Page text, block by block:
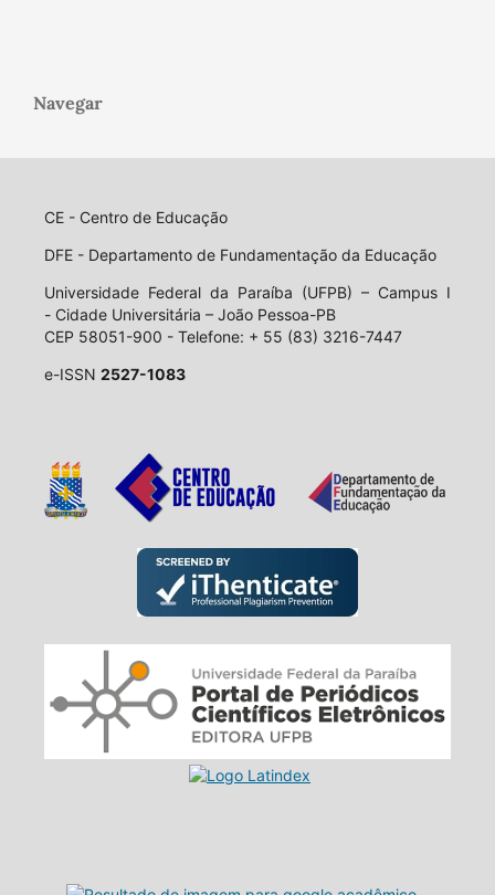
Navegar
CE - Centro de Educação
DFE - Departamento de Fundamentação da Educação
Universidade Federal da Paraíba (UFPB) – Campus I
- Cidade Universitária – João Pessoa-PB
CEP 58051-900 - Telefone: + 55 (83) 3216-7447
e-ISSN 2527-1083